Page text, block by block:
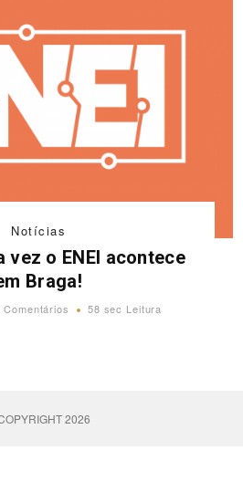
Notícias
vez o ENEI acontece
Braga!
Comentários 58 sec Leitura
2026